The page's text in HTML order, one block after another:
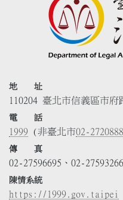
地 址
110204 臺北市信義區市府
電 話
1999 (非臺北市02-
傳 真
02-27596695、02-27593266
陳情系統
https://1999.gov.taipei